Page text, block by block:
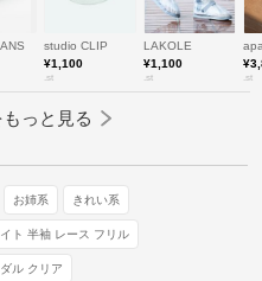
studio CLIP
¥1,100
.st
LAKOLE
¥1,100
.st .st
っと見る
お姉系 きれい系
ト 半袖 レース フリル
ル クリア